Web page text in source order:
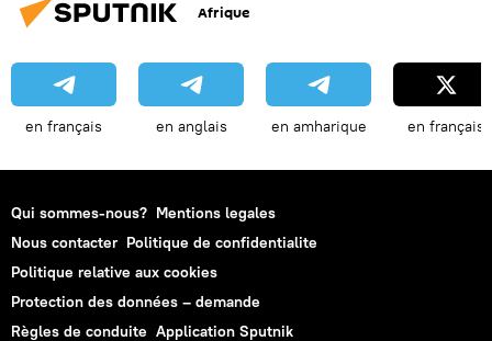
Afrique
en français en anglais en amharique en français
Qui sommes-nous? Mentions legales
Nous contacter Politique de confidentialite
Politique relative aux cookies
Protection des données – demande
Règles de conduite Application Sputnik